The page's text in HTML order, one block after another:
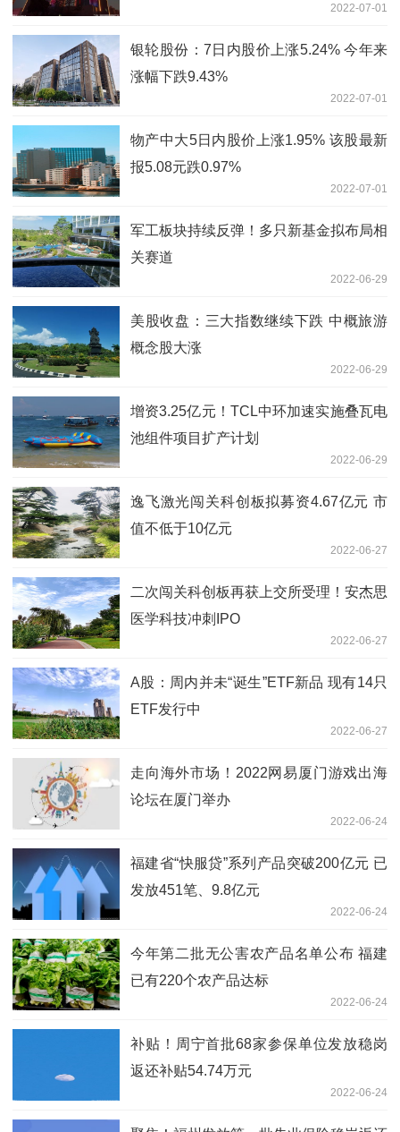
2022-07-01
银轮股份：7日内股价上涨5.24% 今年来
涨幅下跌9.43%
2022-07-01
物产中大5日内股价上涨1.95% 该股最新
报5.08元跌0.97%
2022-07-01
军工板块持续反弹！多只新基金拟布局相
关赛道
2022-06-29
美股收盘：三大指数继续下跌 中概旅游
概念股大涨
2022-06-29
增资3.25亿元！TCL中环加速实施叠瓦电
池组件项目扩产计划
2022-06-29
逸飞激光闯关科创板拟募资4.67亿元 市
值不低于10亿元
2022-06-27
二次闯关科创板再获上交所受理！安杰思
医学科技冲刺IPO
2022-06-27
A股：周内并未“诞生”ETF新品 现有14只
ETF发行中
2022-06-27
走向海外市场！2022网易厦门游戏出海
论坛在厦门举办
2022-06-24
福建省“快服贷”系列产品突破200亿元 已
发放451笔、9.8亿元
2022-06-24
今年第二批无公害农产品名单公布 福建
已有220个农产品达标
2022-06-24
补贴！周宁首批68家参保单位发放稳岗
返还补贴54.74万元
2022-06-24